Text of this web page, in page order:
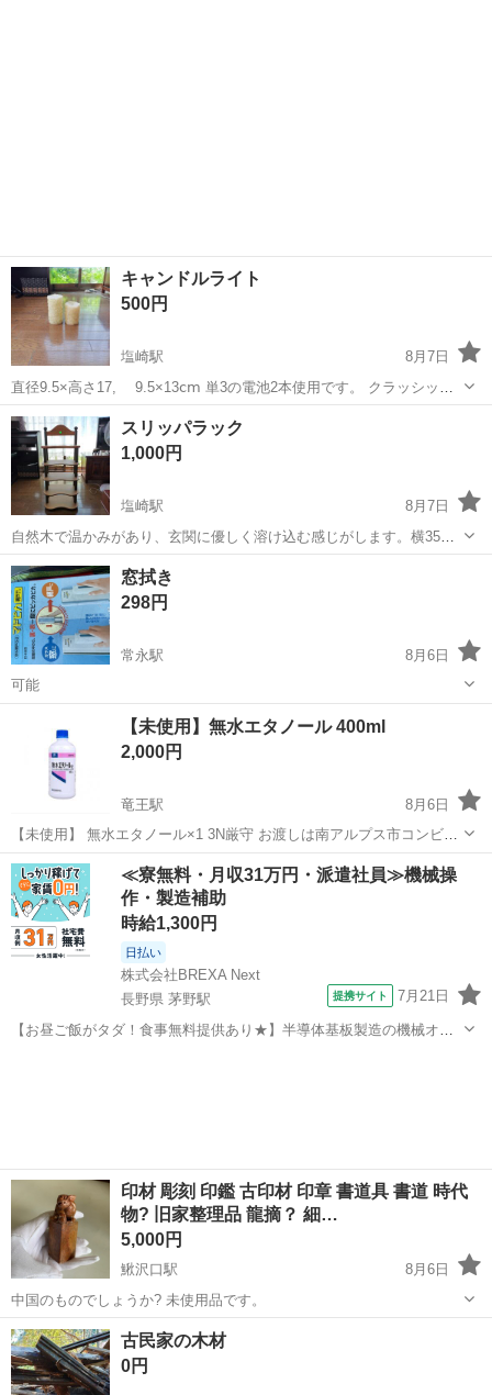
キャンドルライト
500円
塩崎駅
8月7日
直径9.5×高さ17, 9.5×13ⅽⅿ 単3の電池2本使用です。 クラッシック
な掘りが施されとても上品です。優しい揺らぎの灯りで、静かな時間
を醸し出してくれます。あなたの暮らしに加えて優雅な雰囲気でお過
ごしください😊8/...
山梨 甲斐市 塩崎駅 その他
スリッパラック
1,000円
塩崎駅
8月7日
自然木で温かみがあり、玄関に優しく溶け込む感じがします。横35奥
行23高さ80cm 8/8まで、できるだけ早くとりにきてくれる方を優先さ
せていただきます。 よろしくおねがいします。
山梨 甲斐市 塩崎駅
窓拭き
298円
常永駅
8月6日
可能
常永駅 掃除用具
【未使用】無水エタノール 400ml
2,000円
竜王駅
8月6日
【未使用】 無水エタノール×1 3N厳守 お渡しは南アルプス市コンビニ
予定です。
山梨 南アルプス市 竜王駅 家庭用品
≪寮無料・月収31万円・派遣社員≫機械操
作・製造補助
時給1,300円
日払い
株式会社BREXA Next
長野県 茅野駅
提携サイト 7月21日
【お昼ご飯がタダ！食事無料提供あり★】半導体基板製造の機械オペ
印材 彫刻 印鑑 古印材 印章 書道具 書道 時代
物? 旧家整理品 龍摘？ 細…
5,000円
鰍沢口駅
8月6日
中国のものでしょうか? 未使用品です。
山梨 南巨摩郡 鰍沢口駅
古民家の木材
0円